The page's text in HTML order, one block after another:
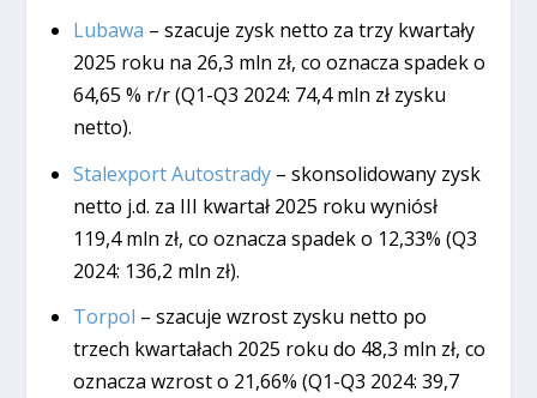
Lubawa – szacuje zysk netto za trzy kwartały
2025 roku na 26,3 mln zł, co oznacza spadek o
64,65 % r/r (Q1-Q3 2024: 74,4 mln zł zysku
netto).
Stalexport Autostrady– skonsolidowany zysk
netto j.d. za III kwartał 2025 roku wyniósł
119,4 mln zł, co oznacza spadek o 12,33% (Q3
2024: 136,2 mln zł).
Torpol – szacuje wzrost zysku netto po
trzech kwartałach 2025 roku do 48,3 mln zł, co
oznacza wzrost o 21,66% (Q1-Q3 2024: 39,7